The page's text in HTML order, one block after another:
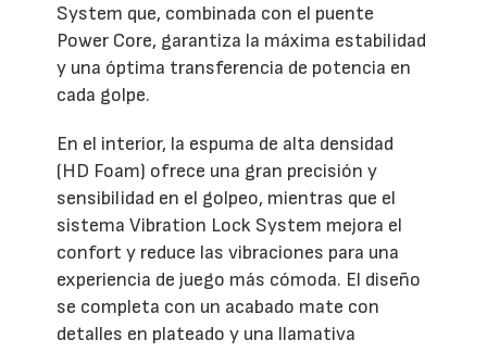
System que, combinada con el puente
Power Core, garantiza la máxima estabilidad
y una óptima transferencia de potencia en
cada golpe.
En el interior, la espuma de alta densidad
(HD Foam) ofrece una gran precisión y
sensibilidad en el golpeo, mientras que el
sistema Vibration Lock System mejora el
confort y reduce las vibraciones para una
experiencia de juego más cómoda. El diseño
se completa con un acabado mate con
detalles en plateado y una llamativa